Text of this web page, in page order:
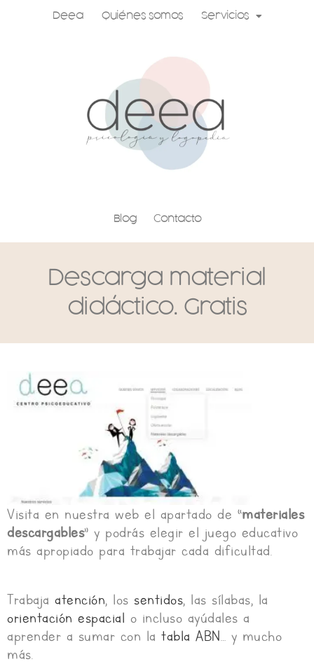
Deea Quiénes somos Servicios
Blog Contacto
Descarga material
didáctico. Gratis
Visita en nuestra web el apartado de “materiales
descargables” y podrás elegir el juego educativo
más apropiado para trabajar cada dificultad.
Trabaja atención, los sentidos, las sílabas, la
orientación espacial o incluso ayúdales a
aprender a sumar con la tabla ABN… y mucho
más.